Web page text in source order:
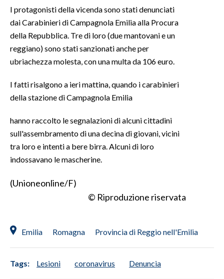
I protagonisti della vicenda sono stati denunciati
dai Carabinieri di Campagnola Emilia alla Procura
della Repubblica. Tre di loro (due mantovani e un
reggiano) sono stati sanzionati anche per
ubriachezza molesta, con una multa da 106 euro.
I fatti risalgono a ieri mattina, quando i carabinieri
della stazione di Campagnola Emilia
hanno raccolto le segnalazioni di alcuni cittadini
sull'assembramento di una decina di giovani, vicini
tra loro e intenti a bere birra. Alcuni di loro
indossavano le mascherine.
(Unioneonline/F)
© Riproduzione riservata
Emilia Romagna Provincia di Reggio nell'Emilia
Tags: Lesioni coronavirus Denuncia